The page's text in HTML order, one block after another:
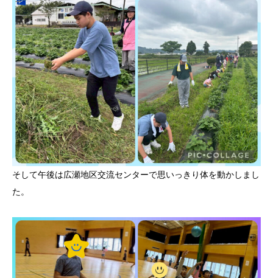
そして午後は広瀬地区交流センターで思いっきり体を動かしまし
た。